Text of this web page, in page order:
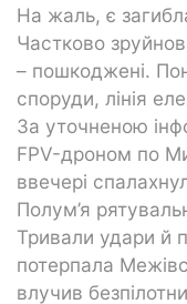
На жаль, є
Частково
– пошкоджені.
споруди, лінія
За уточненою
FPV-дроном по
ввечері
Полум’я
Тривали удари й
потерпала
влучив